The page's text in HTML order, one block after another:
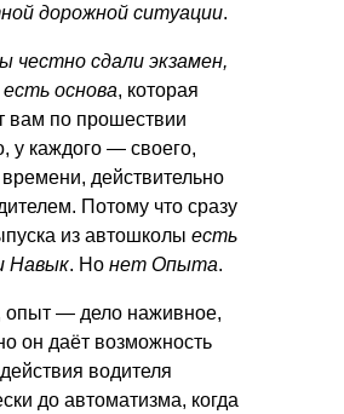
дорожной ситуации.
честно сдали экзамен,
основа, которая
вам по прошествии
у каждого — своего,
времени, действительно
Потому что сразу
из автошколы есть
Навык. Но нет Опыта.
опыт — дело наживное,
он даёт возможность
водителя
до автоматизма, когда